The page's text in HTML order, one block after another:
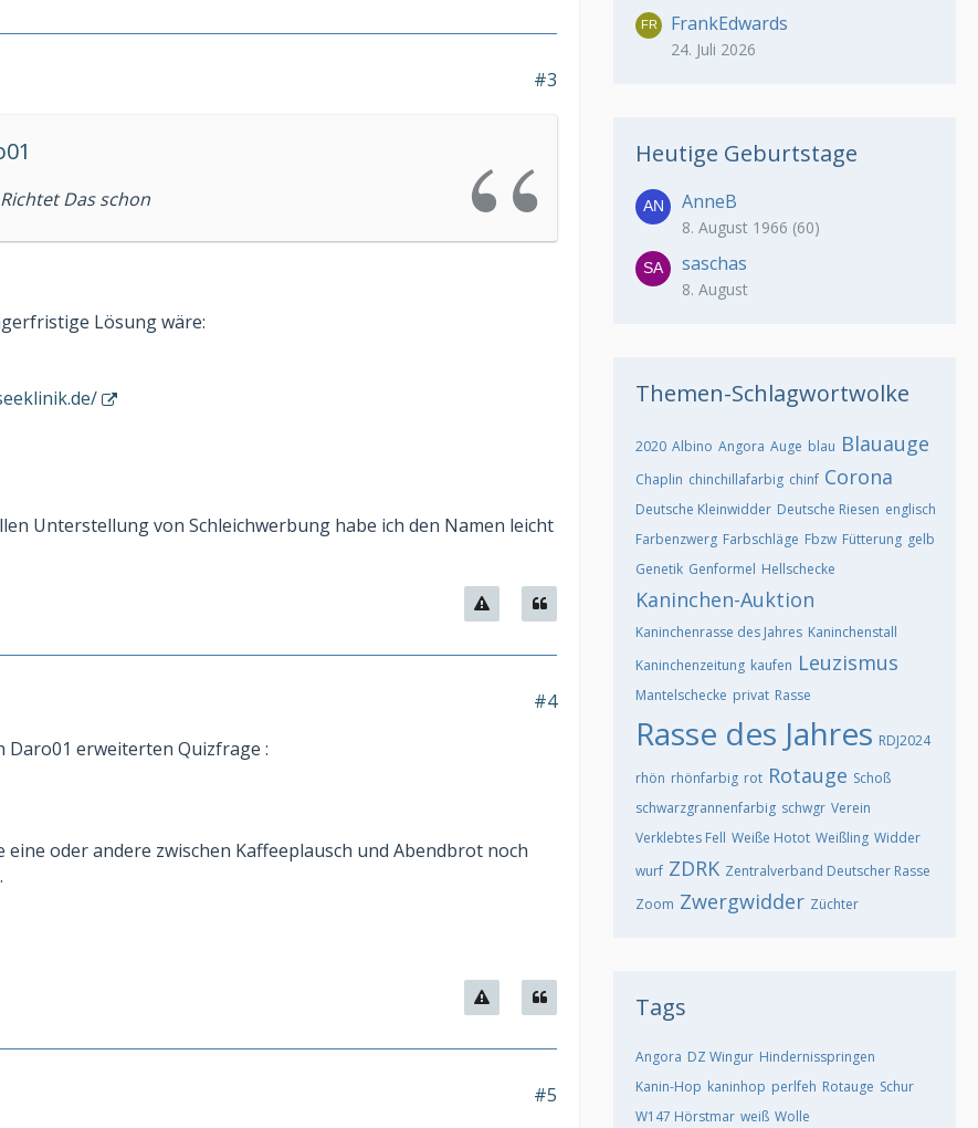
#3
Das schon
Lösung wäre:
Unterstellung von Schleichwerbung habe ich den Namen leicht
#4
Daro01 erweiterten Quizfrage :
eine oder andere zwischen Kaffeeplausch und Abendbrot noch
#5
FrankEdwards
24. Juli 2026
Heutige Geburtstage
AnneB
8. August 1966 (60)
saschas
8. August
Themen-Schlagwortwolke
2020 Albino Angora Auge blau Blauauge
Chaplin chinchillafarbig chinf Corona
Deutsche Kleinwidder Deutsche Riesen englisch
Farbenzwerg Farbschläge Fbzw Fütterung gelb
Genetik Genformel Hellschecke
Kaninchen-Auktion
Kaninchenrasse des Jahres Kaninchenstall
Kaninchenzeitung kaufen Leuzismus
Mantelschecke privat Rasse
Rasse des Jahres RDJ2024
rhön rhönfarbig rot Rotauge Schoß
schwarzgrannenfarbig schwgr Verein
Verklebtes Fell Weiße Hotot Weißling Widder
wurf ZDRK Zentralverband Deutscher Rasse
Zoom Zwergwidder Züchter
Tags
Angora DZ Wingur Hindernisspringen
Kanin-Hop kaninhop perlfeh Rotauge Schur
W147 Hörstmar weiß Wolle